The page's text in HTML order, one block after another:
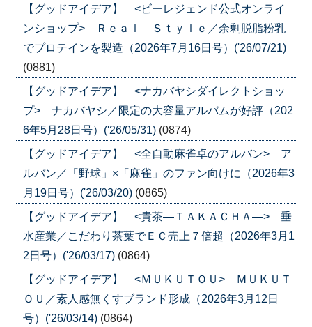
【グッドアイデア】 <ビーレジェンド公式オンライ
ンショップ> Ｒｅａｌ Ｓｔｙｌｅ／余剰脱脂粉乳
でプロテインを製造（2026年7月16日号）('26/07/21)
(0881)
【グッドアイデア】 <ナカバヤシダイレクトショッ
プ> ナカバヤシ／限定の大容量アルバムが好評（202
6年5月28日号）('26/05/31) (0874)
【グッドアイデア】 <全自動麻雀卓のアルバン> ア
ルバン／「野球」×「麻雀」のファン向けに（2026年3
月19日号）('26/03/20) (0865)
【グッドアイデア】 <貴茶―ＴＡＫＡＣＨＡ―> 垂
水産業／こだわり茶葉でＥＣ売上７倍超（2026年3月1
2日号）('26/03/17) (0864)
【グッドアイデア】 <ＭＵＫＵＴＯＵ> ＭＵＫＵＴ
ＯＵ／素人感無くすブランド形成（2026年3月12日
号）('26/03/14) (0864)